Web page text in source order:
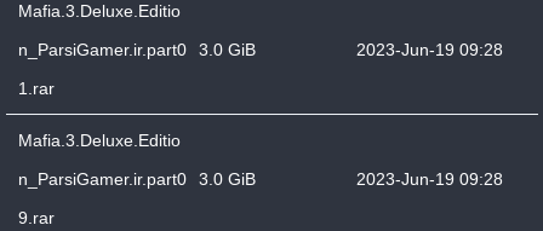
Mafia.3.Deluxe.Editio
n_ParsiGamer.ir.part0
1.rar
3.0 GiB 2023-Jun-19 09:28
Mafia.3.Deluxe.Editio
n_ParsiGamer.ir.part0
9.rar
3.0 GiB 2023-Jun-19 09:28